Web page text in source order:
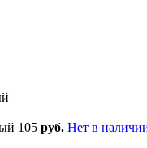
105 руб. Нет в